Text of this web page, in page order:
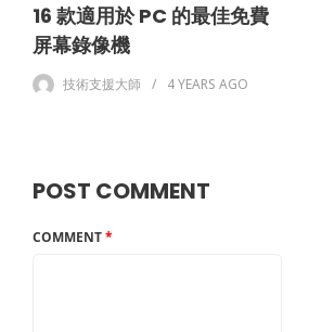
16 款適用於 PC 的最佳免費
屏幕錄像機
技術支援大師 4 YEARS AGO
POST COMMENT
COMMENT*